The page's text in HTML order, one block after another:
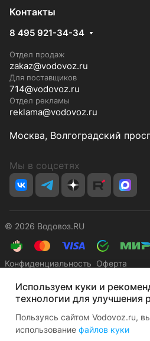
Контакты
8 495 921-34-34
Отдел продаж
zakaz@vodovoz.ru
Для поставщиков
714@vodovoz.ru
Отдел рекламы
reklama@vodovoz.ru
Москва, Волгоградский
Мы в соцсетях
© 2026 Водовоз.RU
Конфиденциальность Оферта
Используем куки и
технологии для улучшения
Пользуясь сайтом Vodovoz.ru,
использование файлов куки